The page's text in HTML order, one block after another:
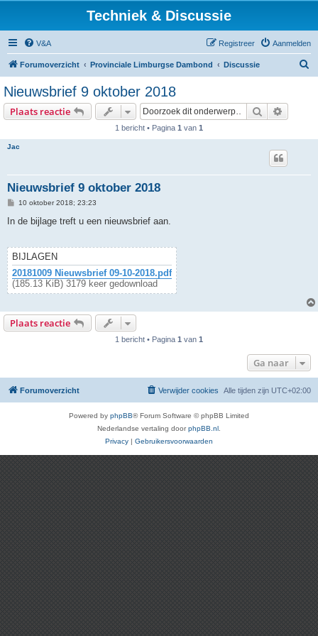
Techniek & Discussie
V&A Aanmelden
Registreer
Forumoverzicht Provinciale Limburgse Dambond Discussie
Nieuwsbrief 9 oktober 2018
Plaats reactie Zoek
1 bericht • Pagina 1 van 1
Jac
Nieuwsbrief 9 oktober 2018
B
t
10 oktober 2018; 23:23
In de bijlage treft u een nieuwsbrief aan.
BIJLAGEN
20181009 Nieuwsbrief 09-10-2018.pdf
(185.13 KiB) 3179 keer gedownload
Plaats reactie
1 bericht • Pagina 1 van 1
Ga naar
Forumoverzicht Alle tijden zijn UTC+02:00
Verwijder cookies
Powered by phpBB® Forum Software © phpBB Limited
Nederlandse vertaling doorphpBB.nl
Privacy | Gebruikersvoorwaarden